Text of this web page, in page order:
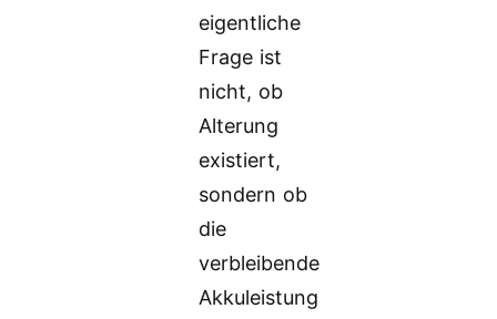
eigentliche
Frage ist
nicht, ob
Alterung
existiert,
sondern ob
die
verbleibende
Akkuleistung